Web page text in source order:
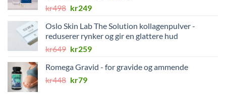
kr498 Opprinnelig
var:
kr498.
kr249Nåværende
er:
kr249.
Oslo Skin Lab The Solution kollagenpulver -
reduserer rynker og gir en glattere hud
kr649 Opprinnelig
var:
kr649.
kr259Nåværende
er:
Romega Gravid - for gravide og ammende
kr448 Opprinnelig
kr79Nåværende